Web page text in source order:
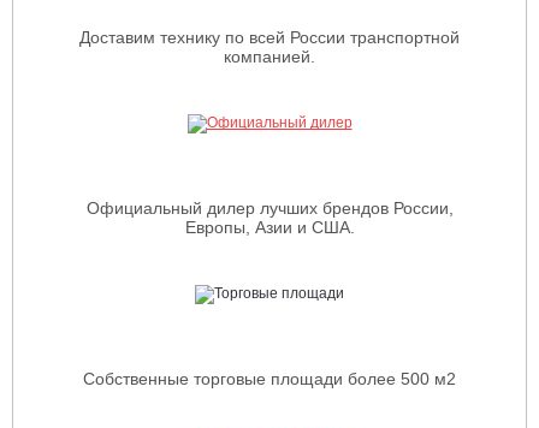
Доставим технику по всей России транспортной
компанией.
Официальный дилер лучших брендов России,
Европы, Азии и США.
Собственные торговые площади более 500 м2